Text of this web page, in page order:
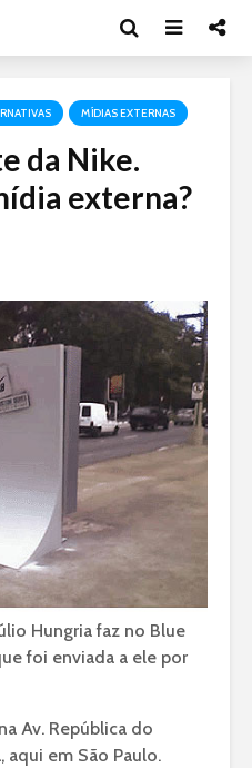
MÍDIAS EXTERNAS
da Nike.
externa?
Hungria faz no Blue
foi enviada a ele por
Av. República do
aqui em São Paulo.